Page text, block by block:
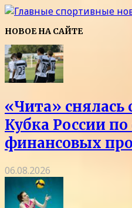
НОВОЕ НА САЙТЕ
«Чита»
Кубка России
финансовых
06.08.2026